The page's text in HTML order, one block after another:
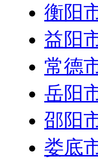
衡阳
益阳
常德
岳阳
邵阳
娄底